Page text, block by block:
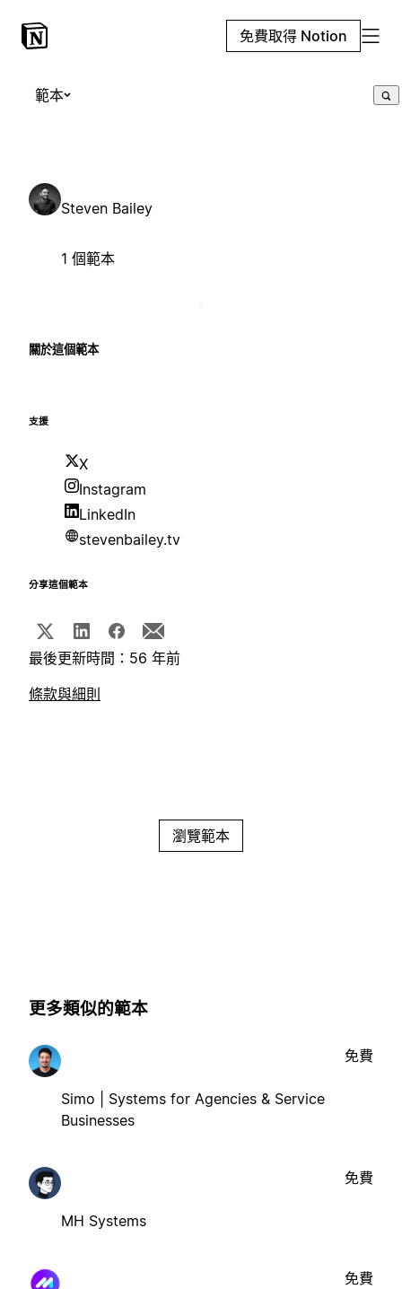
免費取得 Notion
範本
Steven Bailey
1 個範本
關於這個範本
支援
X
Instagram
LinkedIn
stevenbailey.tv
分享這個範本
最後更新時間：56 年前
條款與細則
瀏覽範本
更多類似的範本
Simo | Systems for Agencies & Service
Businesses
免費
MH Systems
免費
免費